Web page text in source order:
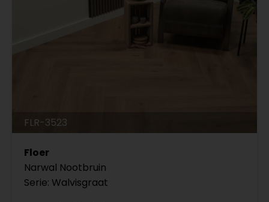
FLR-3523
Floer
Narwal Nootbruin
Serie: Walvisgraat